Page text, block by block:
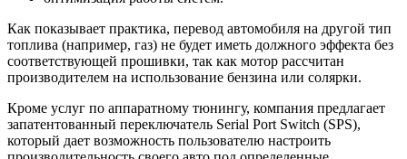
Как показывает практика, перевод автомобиля на другой тип
топлива (например, газ) не будет иметь должного эффекта без
соответствующей прошивки, так как мотор рассчитан
производителем на использование бензина или солярки.
Кроме услуг по аппаратному тюнингу, компания предлагает
запатентованный переключатель Serial Port Switch (SPS),
который дает возможность пользователю настроить